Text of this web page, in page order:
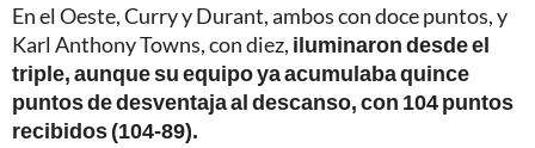
En el Oeste, Curry y Durant, ambos con doce puntos, y
Karl Anthony Towns, con diez, iluminaron desde el
triple, aunque su equipo ya acumulaba quince
puntos de desventaja al descanso, con 104 puntos
recibidos (104-89).